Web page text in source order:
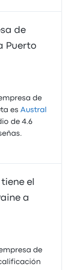
de
Puerto
de
esAustral
de 4.6
el
a
de